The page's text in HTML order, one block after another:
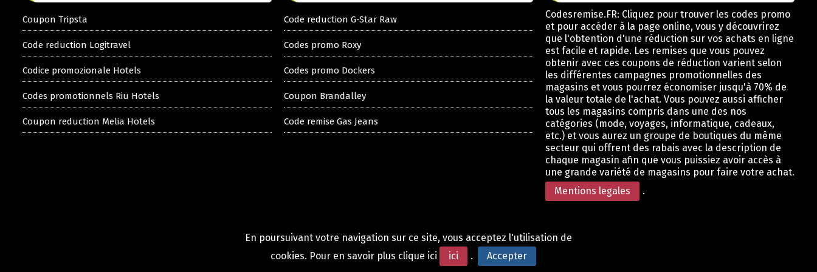
Coupon Tripsta
Code reduction Logitravel
Codice promozionale Hotels
Codes promotionnels Riu Hotels
Coupon reduction Melia Hotels
Code reduction G-Star Raw
Codes promo Roxy
Codes promo Dockers
Coupon Brandalley
Code remise Gas Jeans
Codesremise.FR: Cliquez pour trouver les codes promo
et pour accéder à la page online, vous y découvrirez
que l'obtention d'une réduction sur vos achats en ligne
est facile et rapide. Les remises que vous pouvez
obtenir avec ces coupons de réduction varient selon
les différentes campagnes promotionnelles des
magasins et vous pourrez économiser jusqu'à 70% de
la valeur totale de l'achat. Vous pouvez aussi afficher
tous les magasins compris dans une des nos
catégories (mode, voyages, informatique, cadeaux,
etc.) et vous aurez un groupe de boutiques du même
secteur qui offrent des rabais avec la description de
chaque magasin afin que vous puissiez avoir accès à
une grande variété de magasins pour faire votre achat.
Mentions legales
.
www.codesremise.fr
En poursuivant votre navigation sur ce site, vous acceptez l'utilisation de
cookies. Pour en savoir plus clique ici
ici . Accepter